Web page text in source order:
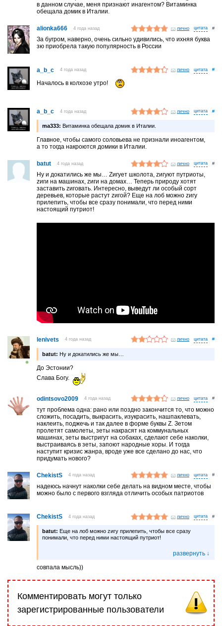
в данном случае, меня признают инагентом? Витаминка
обещала домик в Италии.
alionka666 4 года назад лично #
За бугром, наверно, очень сильно удивились, что ихняя буква
зю приобрела такую популярность в России
a_b_c 4 года назад лично #
Началось в колхозе утро!
a_b_c 4 года назад лично #
ma333: Витаминка обещала домик в Италии.
Главное, чтобы самого соловьева не признали иноагентом,
а то тогда накроются домики в Италии.
batut 4 года назад лично #
Ну и докатились же мы… Zигует школота, zигуют путриоты,
zиги на машинах, zиги на домах… Теперь природу хотят
заставить zиговать. Интересно, выведут ли особый сорт
деревьев, которые растут zигой? Еще на лоб можно zигу
прилепить, чтобы все сразу понимали, что перед ними
настоящий путриот!
lenivets 4 года назад лично #
batut: Ну и докатились же мы…
До Эстонии?
Слава Богу.
odintsovo2009 4 года назад лично #
тут проблема одна: рано или поздно закончится то, что можно
сложить, посадить, выкрасить, изукрасить, нашпаклевать,
наклеить, поджечь и так далее в форме буквы Z. Зетом
пролетят самолеты, зеты накрасят на коммунальных
машинах, зеты выстригут на собаках, сделают себе наколки,
выстраиваясь в зеты, запоют народные хоры. И тогда
наступит кризис жанра, вроде уже все сделано до нас, что
придумать нового?
ChekistS 4 года назад лично #
надеюсь начнут наколки себе делать на видном месте, чтобы
можно было с первого взгляда отличить особых патриотов
ChekistS 4 года назад лично #
batut: Еще на лоб можно zигу прилепить, чтобы все сразу
понимали, что перед ними настоящий путриот!
совпала мысль))
Комментировать могут только
зарегистрированные пользователи